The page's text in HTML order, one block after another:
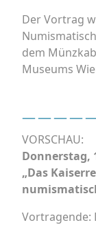
Der Vortrag
dem
Museums
VORSCHAU:
Donnerstag,
„Das
Vortragende: